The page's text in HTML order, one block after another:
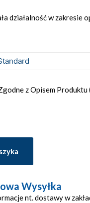
działalność w
z Opisem
Wysyłka
nt. dostawy w